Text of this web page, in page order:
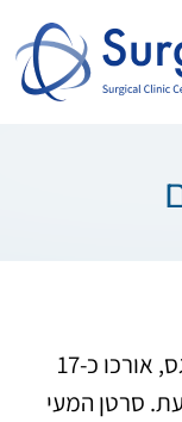
הרקטום הוא החלק הסופי של המעי הגס, אורכו כ-17
סרטן המעי